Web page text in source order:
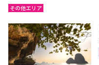
その他エリア